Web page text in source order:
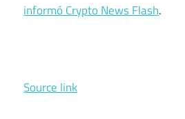
informó Crypto News Flash.
Source link